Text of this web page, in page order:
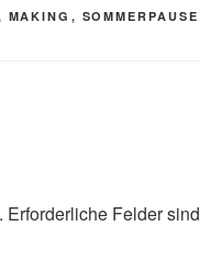
MAKING , SOMMERPAUSE
Erforderliche Felder sind